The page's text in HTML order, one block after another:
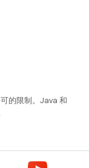
的限制。Java 和